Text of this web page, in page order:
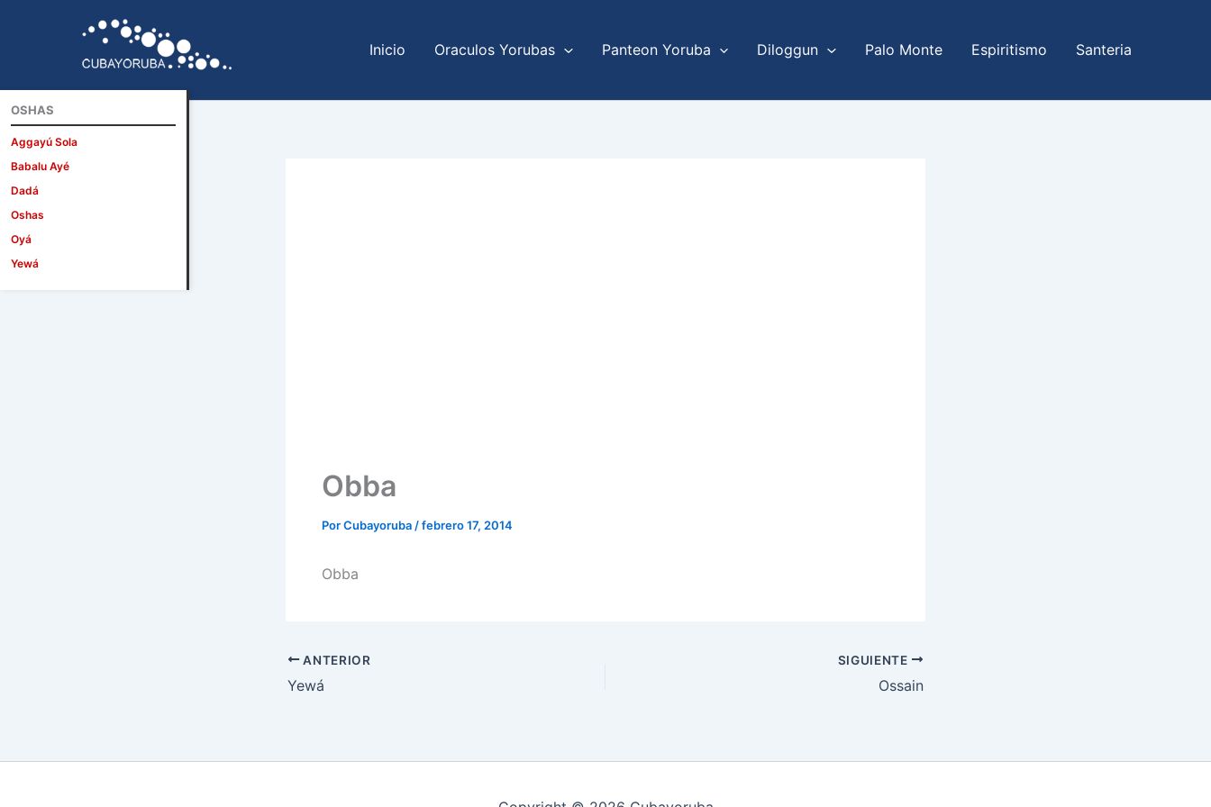
Inicio Oraculos Yorubas Panteon Yoruba Diloggun Palo Monte Espiritismo Santeria
Obba
PorCubayoruba /febrero 17, 2014
Obba
ANTERIOR
Yewá
SIGUIENTE
Ossain
OSHAS
Aggayú Sola
Babalu Ayé
Dadá
Oshas
Oyá
Yewá